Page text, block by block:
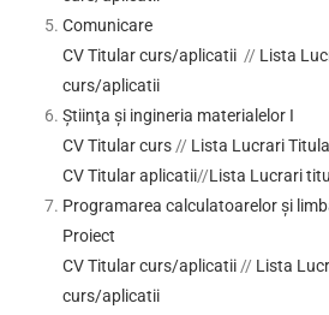
Comunicare
CV Titular curs/aplicatii // Lista
curs/aplicatii
Știinţa și ingineria materialelor I
CV Titular curs // Lista Lucrari
CV Titular aplicatii//Lista Lucrari
Programarea calculatoarelor și
Proiect
CV Titular curs/aplicatii // Lista
curs/aplicatii